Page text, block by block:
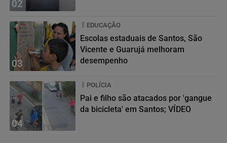
02
03
EDUCAÇÃO
Escolas estaduais de Santos, São
Vicente e Guarujá melhoram
desempenho
04
POLÍCIA
Pai e filho são atacados por 'gangue
da bicicleta' em Santos; VÍDEO